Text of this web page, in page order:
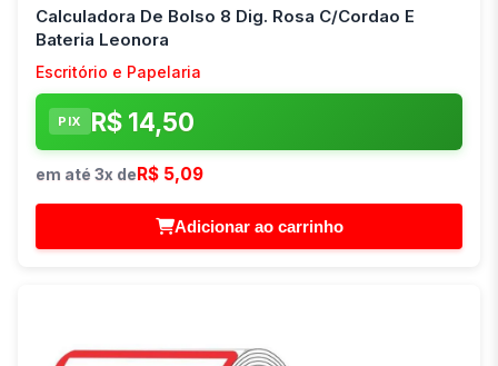
Calculadora De Bolso 8 Dig. Rosa C/Cordao E
Bateria Leonora
Escritório e Papelaria
PIX R$ 14,50
em até 3x deR$ 5,09
Adicionar ao carrinho